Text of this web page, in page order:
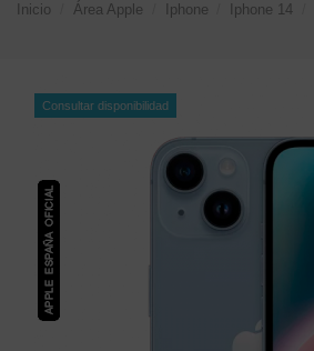
Inicio Área Apple Iphone Iphone 14
Consultar disponibilidad